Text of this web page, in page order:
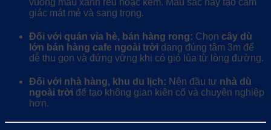
vuông màu xanh rêu hoặc kem. Màu sắc này tạo cảm
giác mát mẻ và sang trọng.
Đối với quán vỉa hè, bán hàng rong: Chọn cây dù
lớn bán hàng cafe ngoài trời dạng đúng tâm 3m để
dễ thu gọn và đứng vững khi có gió lùa từ lòng đường.
Đối với nhà hàng, khu du lịch: Nên đầu tư nhà dù
ngoài trời để tạo không gian kiên cố và chuyên nghiệp
hơn.